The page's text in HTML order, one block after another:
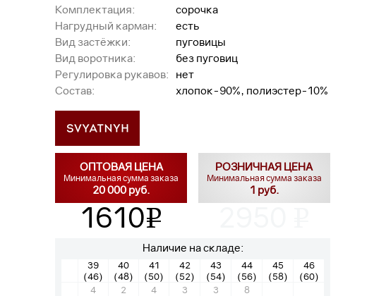
Комплектация:
сорочка
Нагрудный карман:
есть
Вид застёжки:
пуговицы
Вид воротника:
без пуговиц
Регулировка рукавов:
нет
Состав:
хлопок-90%, полиэстер-10%
ОПТОВАЯ ЦЕНА
Минимальная сумма заказа
20 000 руб.
1610v
РОЗНИЧНАЯ ЦЕНА
Минимальная сумма заказа
1 руб.
Наличие на складе:
39
(46)
40
(48)
41
(50)
42
(52)
43
(54)
44
(56)
45
(58)
46
(60)
4 2 4 3 3 8